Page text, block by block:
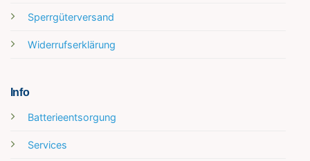
Sperrgüterversand
Widerrufserklärung
Info
Batterieentsorgung
Services